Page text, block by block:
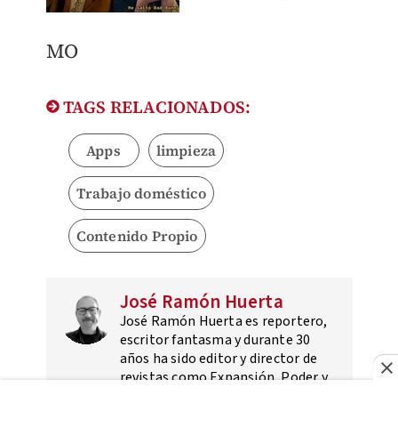
MO
TAGS RELACIONADOS:
Apps limpieza
Trabajo doméstico
Contenido Propio
José Ramón Huerta
José Ramón Huerta es reportero,
escritor fantasma y durante 30
años ha sido editor y director de
revistas como Expansión, Poder y